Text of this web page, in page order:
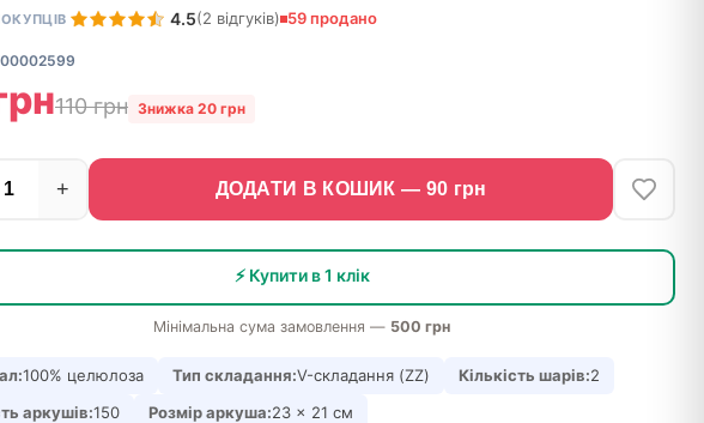
4.5(2 відгуків) 59 продано
110 грн Знижка 20 грн
+ ДОДАТИ В КОШИК — 90 грн
⚡ Купити в 1 клік
Мінімальна сума замовлення — 500 грн
100% целюлоза Тип складання:V-складання (ZZ) Кількість шарів:2
аркушів:150 Розмір аркуша:23 x 21 см